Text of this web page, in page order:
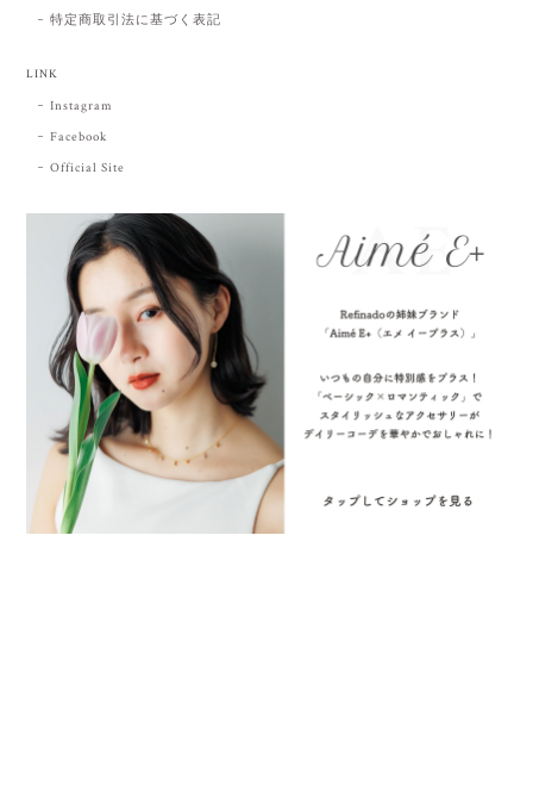
特定商取引法に基づく表記
LINK
Instagram
Facebook
Official Site